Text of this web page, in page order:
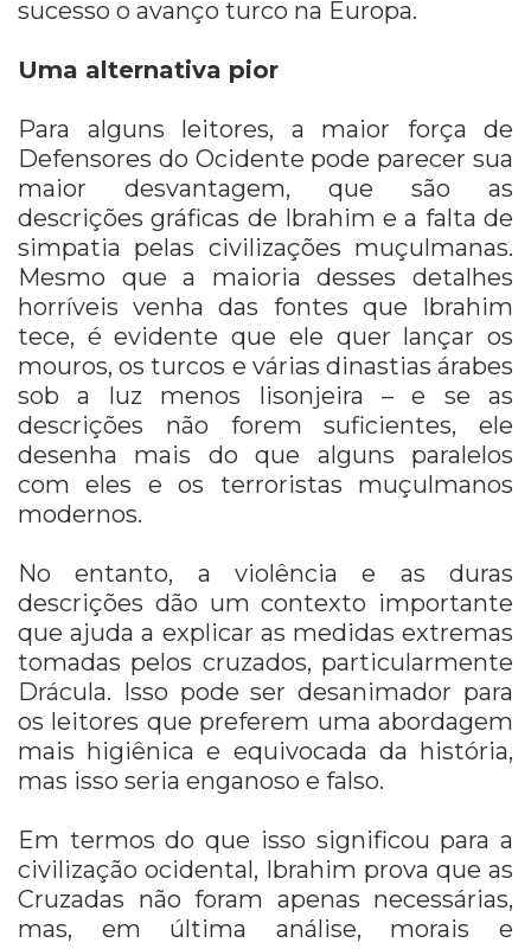
sucesso o avanço turco na Europa.
Uma alternativa pior
Para alguns leitores, a maior força de
Defensores do Ocidente pode parecer sua
maior desvantagem, que são as
descrições gráficas de Ibrahim e a falta de
simpatia pelas civilizações muçulmanas.
Mesmo que a maioria desses detalhes
horríveis venha das fontes que Ibrahim
tece, é evidente que ele quer lançar os
mouros, os turcos e várias dinastias árabes
sob a luz menos lisonjeira – e se as
descrições não forem suficientes, ele
desenha mais do que alguns paralelos
com eles e os terroristas muçulmanos
modernos.
No entanto, a violência e as duras
descrições dão um contexto importante
que ajuda a explicar as medidas extremas
tomadas pelos cruzados, particularmente
Drácula. Isso pode ser desanimador para
os leitores que preferem uma abordagem
mais higiênica e equivocada da história,
mas isso seria enganoso e falso.
Em termos do que isso significou para a
civilização ocidental, Ibrahim prova que as
Cruzadas não foram apenas necessárias,
mas, em última análise, morais e